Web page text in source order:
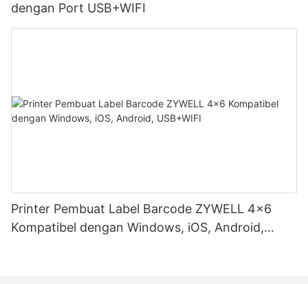
dengan Port USB+WIFI
Printer Pembuat Label Barcode ZYWELL 4x6
Kompatibel dengan Windows, iOS, Android,